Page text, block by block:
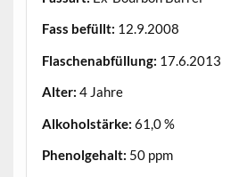
Fass befüllt: 12.9.2008
Flaschenabfüllung: 17.6.2013
Alter: 4 Jahre
Alkoholstärke: 61,0 %
Phenolgehalt: 50 ppm